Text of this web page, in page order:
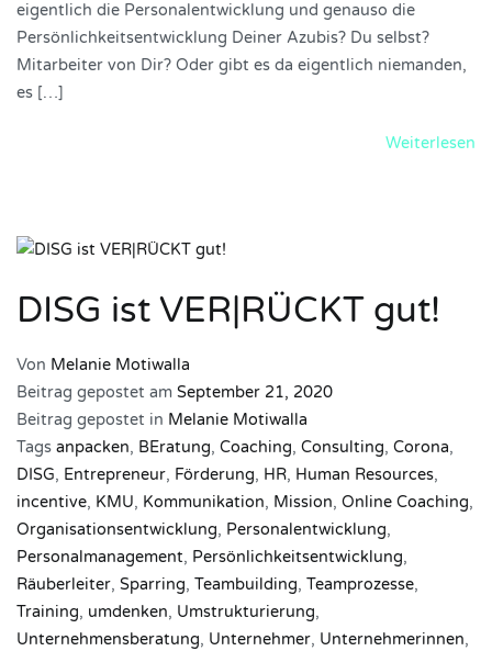
eigentlich die Personalentwicklung und genauso die
Persönlichkeitsentwicklung Deiner Azubis? Du selbst?
Mitarbeiter von Dir? Oder gibt es da eigentlich niemanden,
es […]
Weiterlesen
DISG ist VER|RÜCKT gut!
Von Melanie Motiwalla
Beitrag gepostet am September 21, 2020
Beitrag gepostet in Melanie Motiwalla
Tags anpacken, BEratung, Coaching, Consulting, Corona,
DISG, Entrepreneur, Förderung, HR, Human Resources,
incentive, KMU, Kommunikation, Mission, Online Coaching,
Organisationsentwicklung, Personalentwicklung,
Personalmanagement, Persönlichkeitsentwicklung,
Räuberleiter, Sparring, Teambuilding, Teamprozesse,
Training, umdenken, Umstrukturierung,
Unternehmensberatung, Unternehmer, Unternehmerinnen,